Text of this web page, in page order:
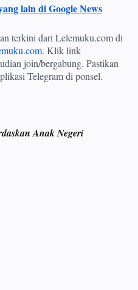
lain di Google News
terkini dari Lelemuku.com di
. Klik link
join/bergabung. Pastikan
Telegram di ponsel.
Anak Negeri